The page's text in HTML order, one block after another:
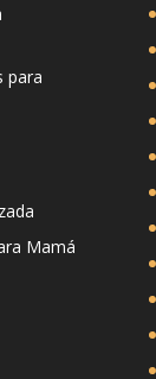
para
Mamá